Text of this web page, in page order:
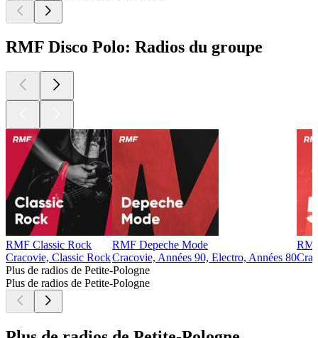
RMF Disco Polo: Radios du groupe
RMF Classic Rock
Cracovie, Classic Rock
RMF Depeche Mode
Cracovie, Années 90, Electro, Années 80
Plus de radios de Petite-Pologne
Plus de radios de Petite-Pologne